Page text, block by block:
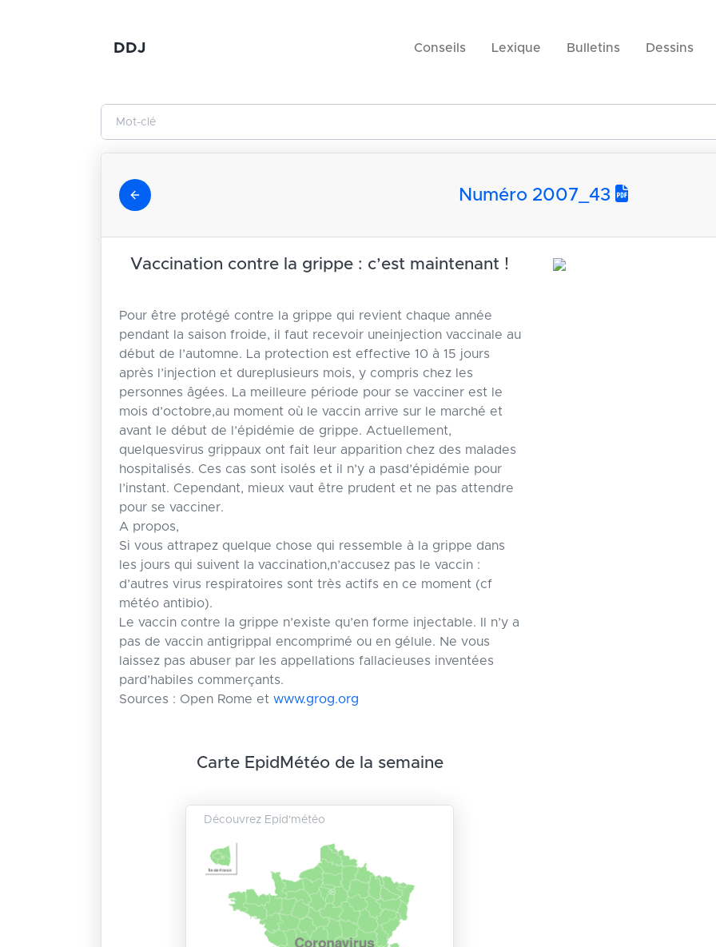
DDJ Conseils Lexique Bulletins Dessins
Numéro 2007_43
Vaccination contre la grippe : c’est maintenant !
Pour être protégé contre la grippe qui revient chaque année
pendant la saison froide, il faut recevoir uneinjection vaccinale au
début de l’automne. La protection est effective 10 à 15 jours
après l’injection et dureplusieurs mois, y compris chez les
personnes âgées. La meilleure période pour se vacciner est le
mois d’octobre,au moment où le vaccin arrive sur le marché et
avant le début de l’épidémie de grippe. Actuellement,
quelquesvirus grippaux ont fait leur apparition chez des malades
hospitalisés. Ces cas sont isolés et il n’y a pasd’épidémie pour
l’instant. Cependant, mieux vaut être prudent et ne pas attendre
pour se vacciner.
A propos,
Si vous attrapez quelque chose qui ressemble à la grippe dans
les jours qui suivent la vaccination,n’accusez pas le vaccin :
d’autres virus respiratoires sont très actifs en ce moment (cf
météo antibio).
Le vaccin contre la grippe n’existe qu’en forme injectable. Il n’y a
pas de vaccin antigrippal encomprimé ou en gélule. Ne vous
laissez pas abuser par les appellations fallacieuses inventées
pard’habiles commerçants.
Sources : Open Rome et www.grog.org
Carte EpidMétéo de la semaine
Découvrez Epid'météo